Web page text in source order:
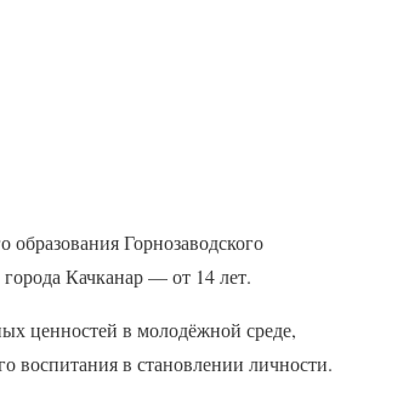
Горнозаводского
Качканар — от 14 лет.
ценностей в молодёжной среде,
воспитания в становлении личности.